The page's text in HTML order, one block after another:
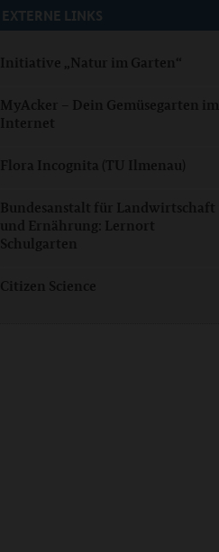
EXTERNE LINKS
Initiative „Natur im Garten“
MyAcker – Dein Gemüsegarten im
Internet
Flora Incognita (TU Ilmenau)
Bundesanstalt für Landwirtschaft
und Ernährung: Lernort
Schulgarten
Citizen Science